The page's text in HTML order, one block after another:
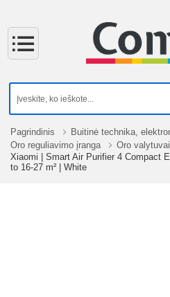
Pagrindinis
Buitinė technika,
Oro reguliavimo įranga
Oro valytuvai
Xiaomi | Smart Air Purifier 4 Compact
to 16-27 m² | White